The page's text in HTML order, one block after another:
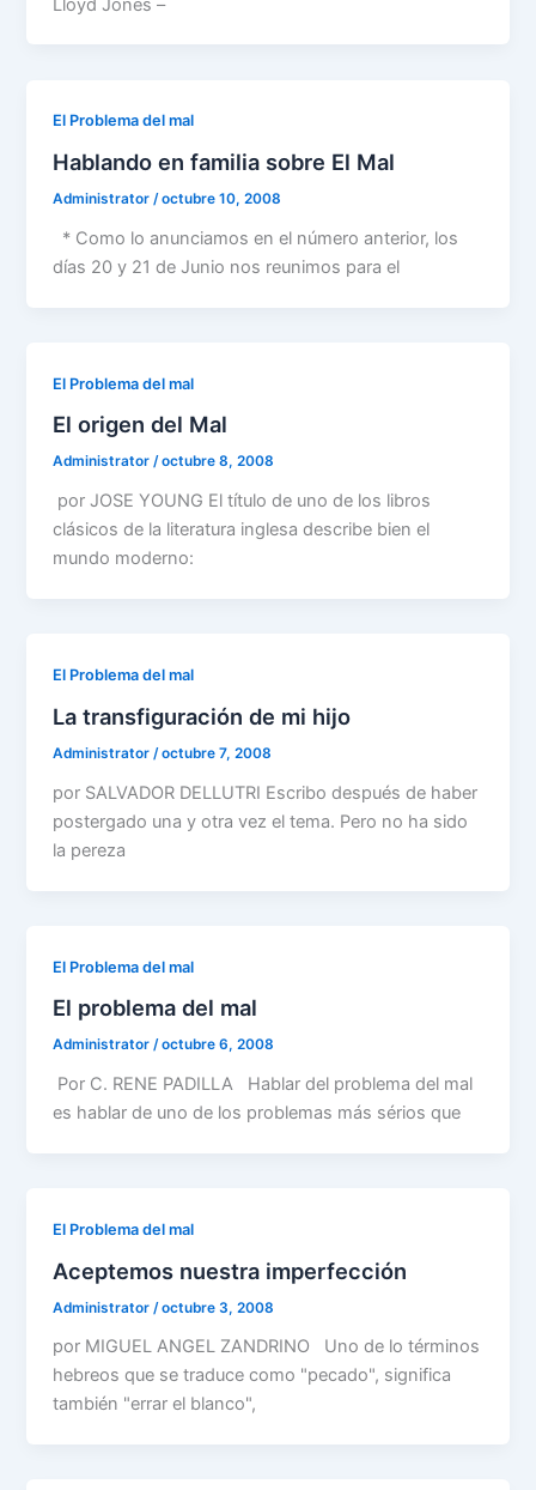
El Problema del mal
Hablando en familia sobre El Mal
Administrator/octubre 10, 2008
* Como lo anunciamos en el número anterior, los
días 20 y 21 de Junio nos reunimos para el
El Problema del mal
El origen del Mal
Administrator/octubre 8, 2008
por JOSE YOUNG El título de uno de los libros
clásicos de la literatura inglesa describe bien el
mundo moderno:
El Problema del mal
La transfiguración de mi hijo
Administrator /octubre 7, 2008
por SALVADOR DELLUTRI Escribo después de haber
postergado una y otra vez el tema. Pero no ha sido
la pereza
El Problema del mal
El problema del mal
Administrator/octubre 6, 2008
Por C. RENE PADILLA Hablar del problema del mal
es hablar de uno de los problemas más sérios que
El Problema del mal
Aceptemos nuestra imperfección
Administrator /octubre 3, 2008
por MIGUEL ANGEL ZANDRINO Uno de lo términos
hebreos que se traduce como "pecado", significa
también "errar el blanco",